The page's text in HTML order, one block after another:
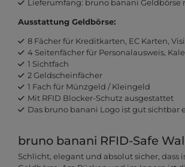
Lieferumfang: bruno banani
Ausstattung Geldbörse:
8 Fächer für Kreditkarten, EC Karten,
4 Seitenfächer für Personalausweis,
1 Sichtfach
2 Geldscheinfächer
1 Fach für Münzgeld / Kleingeld
Mit RFID Blocker-Schutz ausgestattet
Das bruno banani Logo ist gut sichtbar
bruno banani RFID-Safe
Schlicht, elegant und absolut sicher, dass